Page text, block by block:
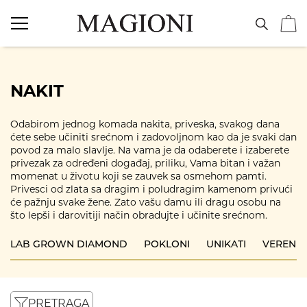
Minđuše
Ogrlice
Privesci
NAKIT
Odabirom jednog komada nakita, priveska, svakog dana
ćete sebe učiniti srećnom i zadovoljnom kao da je svaki dan
povod za malo slavlje. Na vama je da odaberete i izaberete
privezak za određeni događaj, priliku, Vama bitan i važan
momenat u životu koji se zauvek sa osmehom pamti.
Privesci od zlata sa dragim i poludragim kamenom privući
će pažnju svake žene. Zato vašu damu ili dragu osobu na
što lepši i darovitiji način obradujte i učinite srećnom.
LAB GROWN DIAMOND POKLONI UNIKATI
PRETRAGA